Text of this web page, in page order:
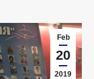
Feb
20
2019